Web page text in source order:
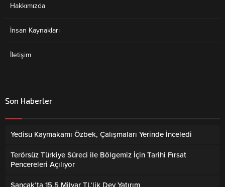
Hakkımızda
İnsan Kaynakları
İletişim
Son Haberler
Yedisu Kaymakamı Özbek, Çalışmaları Yerinde İnceledi
Terörsüz Türkiye Süreci ile Bölgemiz İçin Tarihi Fırsat
Pencereleri Açılıyor
Sancak’ta 15.5 Milyar TL’lik Dev Yatırım